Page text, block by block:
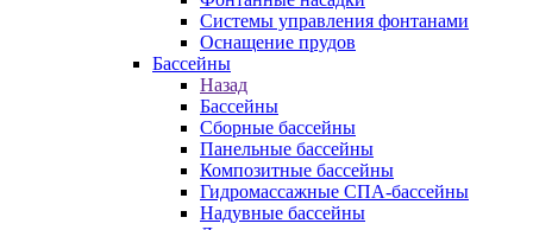
Системы управления фонтанами
Оснащение прудов
Бассейны
Назад
Бассейны
Сборные бассейны
Панельные бассейны
Композитные бассейны
Гидромассажные СПА-бассейны
Надувные бассейны